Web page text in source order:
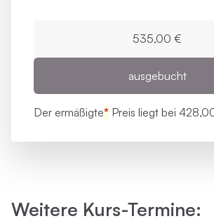
535,00 €
ausgebucht
Der ermäßigte* Preis liegt bei
Weitere Kurs-Termine: